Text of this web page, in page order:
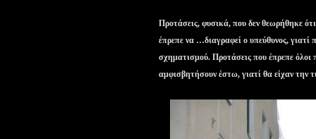
Προτάσεις, φυσικά, που δεν θεωρήθηκε
έπρεπε να …διαγραφεί ο υπεύθυνος,
σχηματισμού. Προτάσεις που έπρεπε όλοι
αμφισβητήσουν έστω, γιατί θα είχαν την